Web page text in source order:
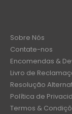
Sobre Nós
Contate-nos
Encomendas &
Livro de
Resolução
Política de
Termos &